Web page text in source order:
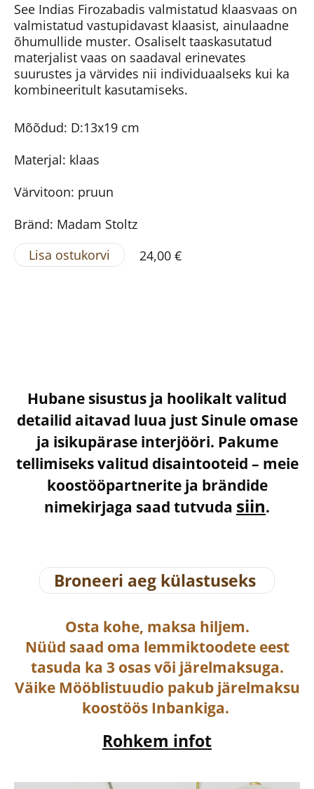
See Indias Firozabadis valmistatud klaasvaas on
valmistatud vastupidavast klaasist, ainulaadne
õhumullide muster. Osaliselt taaskasutatud
materjalist vaas on saadaval erinevates
suurustes ja värvides nii individuaalseks kui ka
kombineeritult kasutamiseks.
Mõõdud: D:13x19 cm
Materjal: klaas
Värvitoon: pruun
Bränd: Madam Stoltz
Lisa ostukorvi
24,00 €
Hubane sisustus ja hoolikalt valitud
detailid aitavad luua just Sinule omase
ja isikupärase interjööri. Pakume
tellimiseks valitud disaintooteid – meie
koostööpartnerite ja brändide
nimekirjaga saad tutvuda siin.
Broneeri aeg külastuseks
Osta kohe, maksa hiljem.
Nüüd saad oma lemmiktoodete eest
tasuda ka 3 osas või järelmaksuga.
Väike Mööblistuudio pakub järelmaksu
koostöös Inbankiga.
Rohkem infot